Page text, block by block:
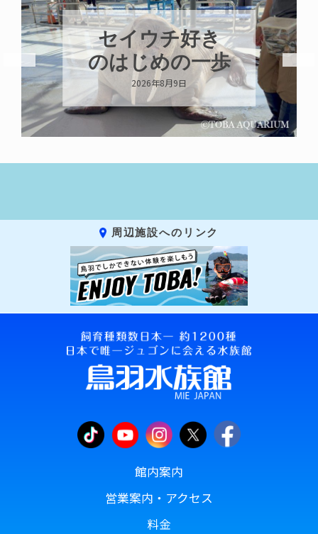
セイウチ好き
のはじめの一歩
2026年8月9日
周辺施設へのリンク
館内案内
営業案内・アクセス
料金